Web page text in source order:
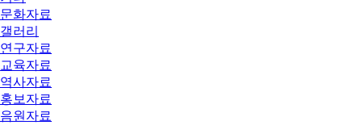
문화자료
갤러리
연구자료
교육자료
역사자료
홍보자료
음원자료